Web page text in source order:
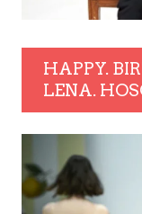
HAPPY.
LENA.